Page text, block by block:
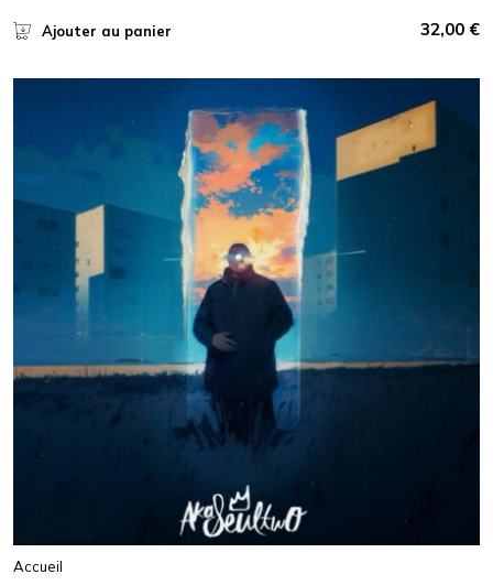
Ajouter au panier 32,00 €
Accueil